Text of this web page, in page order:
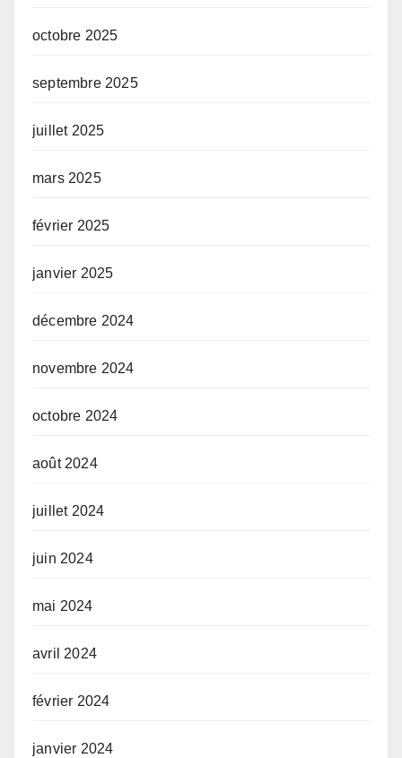
octobre 2025
septembre 2025
juillet 2025
mars 2025
février 2025
janvier 2025
décembre 2024
novembre 2024
octobre 2024
août 2024
juillet 2024
juin 2024
mai 2024
avril 2024
février 2024
janvier 2024